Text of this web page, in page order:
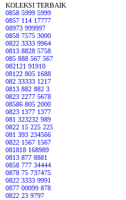
KOLEKSI TERBAIK
0858 5999 5999
0857 114 17777
08973 999997
0858 7575 3000
0822 3333 9964
0813 8828 5758
085 888 567 567
082121 91910
08122 805 1688
082 33333 1217
0813 882 882 3
0823 2277 5678
08586 805 2000
0823 1377 1377
081 323232 989
0822 15 225 225
081 393 234566
0822 1567 1567
081818 168989
0813 877 8881
0858 777 34444
0878 75 737475
0822 3333 9991
0877 00099 878
0822 23 9797